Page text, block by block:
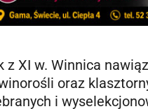
XI w. Winnica
oraz
i